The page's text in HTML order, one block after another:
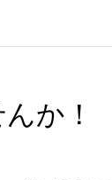
か！